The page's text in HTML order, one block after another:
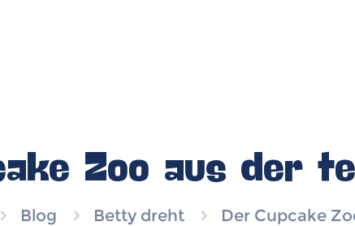
Zoo aus der
Blog Betty dreht Der Cupcake